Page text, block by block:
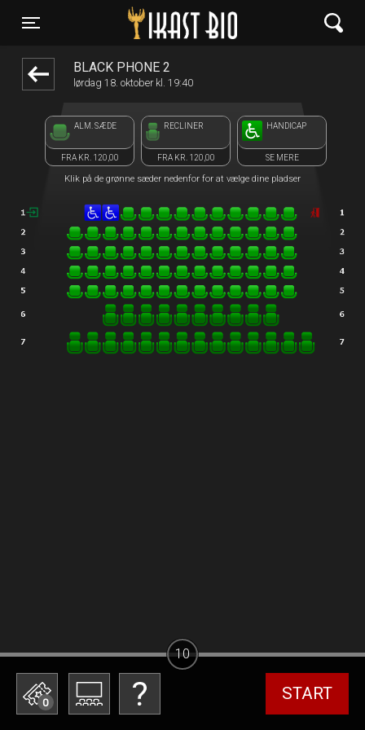
Toggle navigation
Ikast Bio
BLACK PHONE 2
lørdag 18. oktober kl. 19:40
ALM. SÆDE
FRA KR. 120,00
RECLINER
FRA KR. 120,00
HANDICAP
SE MERE
Klik på de grønne sæder nedenfor for at vælge dine pladser
0 START
10
front05-temp 075222